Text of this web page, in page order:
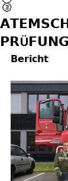
🥉
𝗕𝗲𝗿𝗶𝗰𝗵𝘁: